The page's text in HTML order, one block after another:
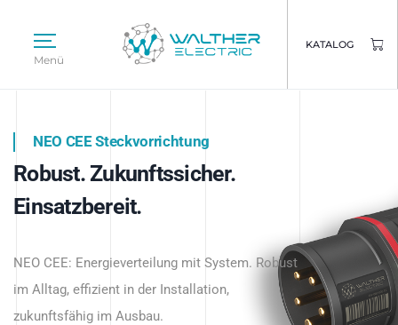
Menü
KATALOG
Intelligente Stromverteilung
beginnt hier.
NEO CEE Steckvorrichtung
Robust. Zukunftssicher.
Einsatzbereit.
NEO CEE: Energieverteilung mit System. Robust
im Alltag, effizient in der Installation,
zukunftsfähig im Ausbau.
Intelligenz trifft Energie.
Anwendungen – robust, IP-geschützt und
zukunftsfähig.